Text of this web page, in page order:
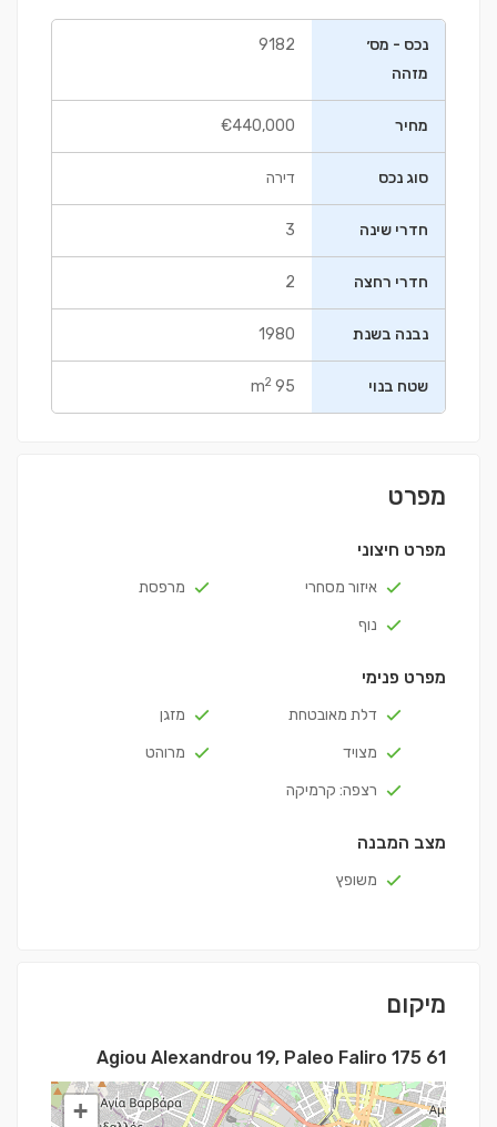
נכס - מס׳
מזהה
9182
מחיר €440,000
סוג נכס דירה
חדרי שינה 3
חדרי רחצה 2
נבנה בשנת 1980
שטח בנוי 95 m
2
מפרט
מפרט חיצוני
איזור מסחרי
מרפסת
נוף
מפרט פנימי
דלת מאובטחת
מזגן
מצויד
מרוהט
רצפה: קרמיקה
מצב המבנה
משופץ
מיקום
Agiou Alexandrou 19, Paleo Faliro 175 61
+